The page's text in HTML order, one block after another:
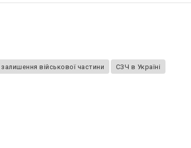
військової частини СЗЧ в Україні